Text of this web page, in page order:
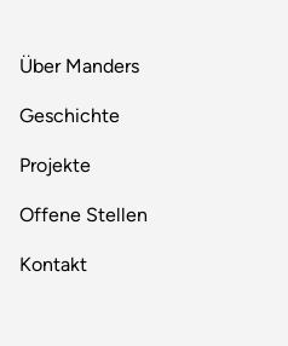
Über Manders
Geschichte
Projekte
Offene Stellen
Kontakt